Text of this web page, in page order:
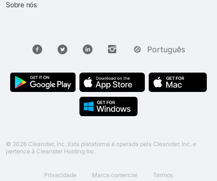
Sobre nós
Português
© 2026 Cleanster, Inc. Esta plataforma é operada pela Cleanster, Inc. e
pertence à Cleanster Holding Inc.
Privacidade Marca comercial Termos